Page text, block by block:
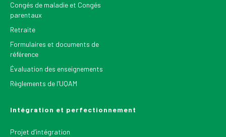
Congés de maladie et Congés
parentaux
Retraite
Formulaires et documents de
référence
Évaluation des enseignements
Règlements de l’UQAM
Intégration et perfectionnement
Projet d’intégration